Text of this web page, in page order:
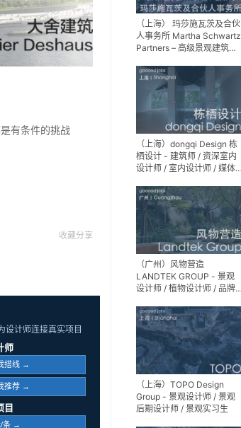
有条件的挑战
收藏分享
设计师连接真实项目
师
搭线 →
推荐 →
目
/条 →
（上海） 玛莎施瓦茨及合伙
人事务所 Martha Schwartz
Partners – 高级景观建筑师
Designer / 景观建筑师
Landscape Designer
（上海）dongqi Design 栋
栖设计 - 建筑师 / 资深室内
设计师 / 室内设计师 / 媒体
生（常年招聘）
（广州）风物营造
LANDTEK GROUP - 景观
设计师 / 植物设计师 / 品牌
（上海）TOPO Design
Group - 景观设计师 / 景观
后期设计师 / 景观实习生